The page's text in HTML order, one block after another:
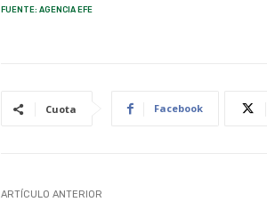
FUENTE: AGENCIA EFE
Cuota Facebook
ARTÍCULO ANTERIOR